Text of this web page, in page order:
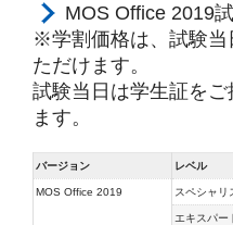
MOS Office 2019
※学割価格は、試験当
ただけます。
試験当日は学生証を
ます。
バージョン レベル
MOS Office 2019 スペシャリ
エキスパー